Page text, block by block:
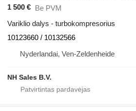
1 500 € Be PVM
Variklio dalys - turbokompresorius
10123660 / 10132566
Nyderlandai, Ven-Zeldenheide
NH Sales B.V.